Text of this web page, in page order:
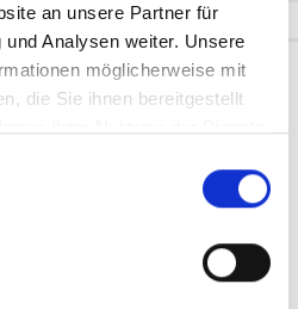
an unsere Partner für
Analysen weiter. Unsere
möglicherweise mit
die Sie ihnen bereitgestellt
» 404
verfügbar. Dies kann